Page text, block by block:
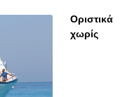
Οριστικά
χωρίς